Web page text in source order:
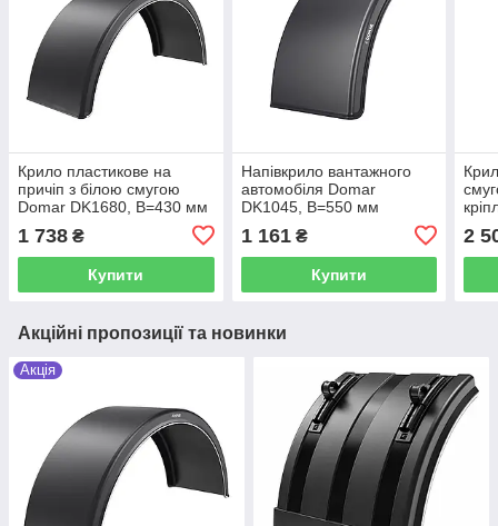
Крило пластикове на
причіп з білою смугою
Domar DK1680, B=430 мм
1 738 ₴
Купити
Напівкрило вантажного
автомобіля Domar
DK1045, B=550 мм
1 161₴
Купити
430
2
Акційні пропозиції та новинки
Акція